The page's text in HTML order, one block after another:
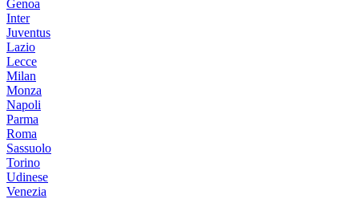
Genoa
Inter
Juventus
Lazio
Lecce
Milan
Monza
Napoli
Parma
Roma
Sassuolo
Torino
Udinese
Venezia